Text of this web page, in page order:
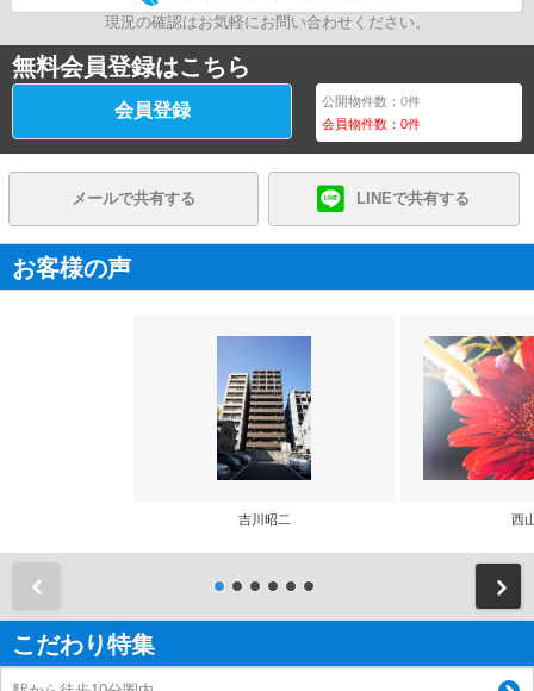
現況の確認はお気軽にお問い合わせください。
無料会員登録はこちら
会員登録 公開物件数：0件
会員物件数：0件
メールで共有する LINEで共有する
お客様の声
吉川昭二 西
こだわり特集